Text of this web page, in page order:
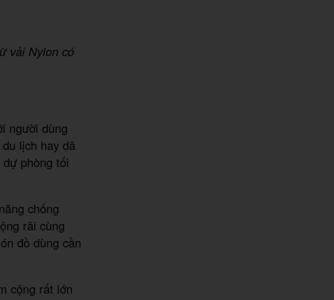
vải Nylon có
người dùng
lịch hay dã
phòng tối
chống
rãi cùng
đồ dùng cần
cộng rất lớn